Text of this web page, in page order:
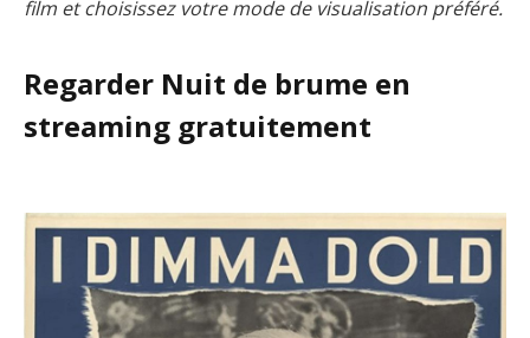
film et choisissez votre mode de visualisation préféré.
Regarder Nuit de brume en
streaming gratuitement